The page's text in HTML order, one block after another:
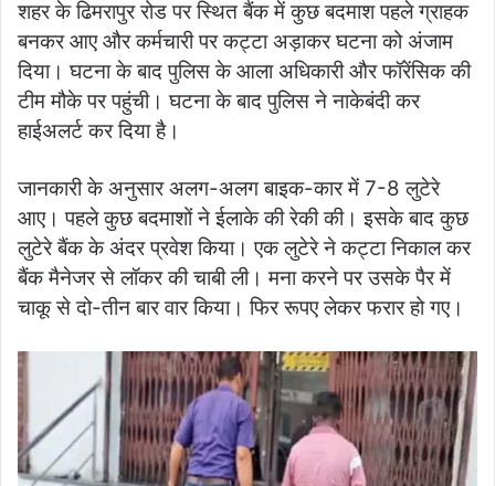
शहर के ढिमरापुर रोड पर स्थित बैंक में कुछ बदमाश पहले ग्राहक
बनकर आए और कर्मचारी पर कट्टा अड़ाकर घटना को अंजाम
दिया। घटना के बाद पुलिस के आला अधिकारी और फॉरेंसिक की
टीम मौके पर पहुंची। घटना के बाद पुलिस ने नाकेबंदी कर
हाईअलर्ट कर दिया है।
जानकारी के अनुसार अलग-अलग बाइक-कार में 7-8 लुटेरे
आए। पहले कुछ बदमाशों ने ईलाके की रेकी की। इसके बाद कुछ
लुटेरे बैंक के अंदर प्रवेश किया। एक लुटेरे ने कट्टा निकाल कर
बैंक मैनेजर से लॉकर की चाबी ली। मना करने पर उसके पैर में
चाकू से दो-तीन बार वार किया। फिर रूपए लेकर फरार हो गए।